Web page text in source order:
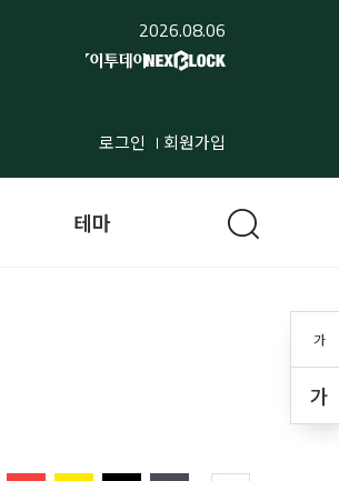
2026.08.06
로그인 회원가입
가
가
테마